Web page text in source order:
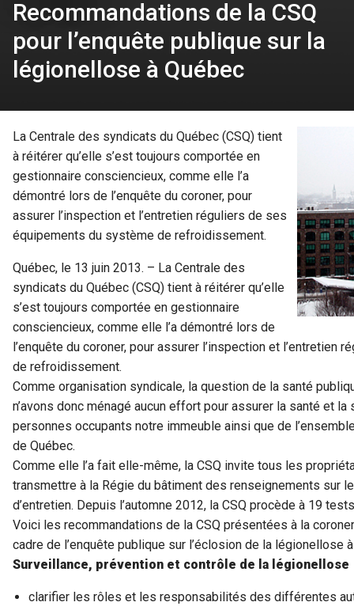
Recommandations de la CSQ
pour l’enquête publique sur la
légionellose à Québec
La Centrale des syndicats du Québec (CSQ) tient
à réitérer qu’elle s’est toujours comportée en
gestionnaire consciencieux, comme elle l’a
démontré lors de l’enquête du coroner, pour
assurer l’inspection et l’entretien réguliers de ses
équipements du système de refroidissement.
Québec, le 13 juin 2013. – La Centrale des
syndicats du Québec (CSQ) tient à réitérer qu’elle
s’est toujours comportée en gestionnaire
consciencieux, comme elle l’a démontré lors de
l’enquête du coroner, pour assurer l’inspection et
de refroidissement.
Comme organisation syndicale, la question de la santé
n’avons donc ménagé aucun effort pour assurer la santé et
personnes occupants notre immeuble ainsi que de
de Québec.
Comme elle l’a fait elle-même, la CSQ invite tous les
transmettre à la Régie du bâtiment des renseignements sur
d’entretien. Depuis l’automne 2012, la CSQ procède à 19
Voici les recommandations de la CSQ présentées à la
cadre de l’enquête publique sur l’éclosion de la légionellose
Surveillance, prévention et contrôle de la légionellose
clarifier les rôles et les responsabilités des différentes